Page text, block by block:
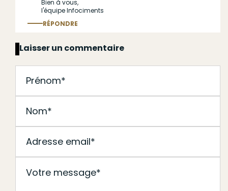
J'accepte les
Soumettre
sujet)
par
(non
Bien à vous,
l'équipe Infociments
RÉPONDRE
Laisser un commentaire